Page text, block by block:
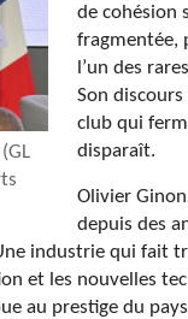
de cohésion
fragmentée,
l’un des
Son
club qui
disparaît.
Olivier
depuis des
industrie qui fait
et les nouvelles
au prestige du